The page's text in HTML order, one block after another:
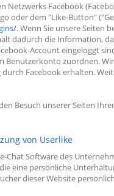
Netzwerks Facebook
oder dem "Like-Button"
. Wenn Sie unsere Seiten
dadurch die Information,
Account eingeloggt
Benutzerkonto zuordnen.
Facebook erhalten.
Besuch unserer Seiten
von Userlike
Chat Software des
eine persönliche
dieser Website